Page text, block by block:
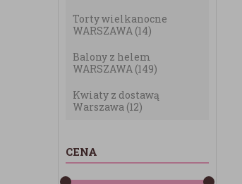
Torty wielkanocne
WARSZAWA (14)
Balony z helem
WARSZAWA (149)
Kwiaty z dostawą
Warszawa (12)
CENA